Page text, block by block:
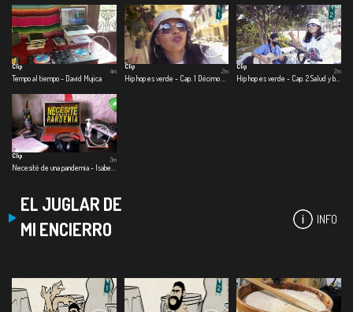
Clip
Tempo al tiempo - David Mujica
4m
Clip
2m
Clip
2m
Clip
3m
EL JUGLAR DE
MI ENCIERRO
INFO